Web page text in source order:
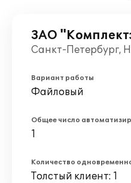
ЗАО
Санкт-Петербург,
Вариант работы
Файловый
Общее число
1
Количество
Толстый клиент: 1